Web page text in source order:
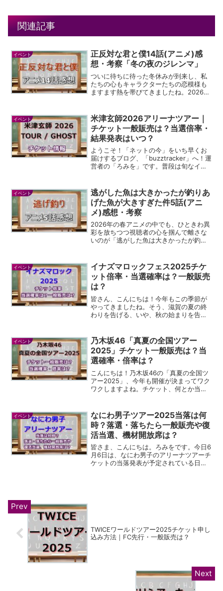
関連記事
イベント
正反対な君と僕14話(アニメ)感
想・考察「冬の夜のジレンマ」
ついに待ちに待った冬休みが到来し、私
たちの心もキャラクターたちの恋模様も
ますます熱を帯びてきましたね。2026年
ぱい時間に変えてくれています。今回の
第14話は、タイトル...
イベント
米津玄師2026アリーナツアー｜
チケット一般販売は？当選倍率・
結果発表はいつ？
ようこそ！「ネットの今」をいち早くお
届けするブログ、「buzztracker」へ！運
営者の「ろみを」です。普段は旬なイベ
今日は、多くのファンが心待ちにしてい
た、そして...
イベント
逃がした魚は大きかったが釣りあ
げた魚が大きすぎた件5話(アニ
メ)感想・考察
2026年の春アニメの中でも、ひときわ異
彩を放ちつつ視聴者の心を掴んで離さな
いのが「逃がした魚は大きかったが釣り
が、ここまで物理的な強さと純粋な可愛
さが同居したヒロイン...
イベント
イナズマロックフェス2025チケ
ット倍率・当選確率は？一般販売
は？
皆さん、こんにちは！今年もこの季節が
やってきましたね。そう、滋賀の夏の終
わりを告げる、いや、秋の始まりを告げ
らと出てきていて、私もワクワクが止ま
りません。特に「チケ...
イベント
乃木坂46「真夏の全国ツアー
2025」チケット一般販売は？当
選確率・倍率は？
こんにちは！乃木坂46の「真夏の全国ツ
アー2025」、今年も開催が決まってワク
ワクしますよね。チケット、何とか当て
人です。今回は、そんな皆さんのため
に、チケット攻略に役...
イベント
なにわ男子ツアー2025当落は何
時？落選・落ちたら一般販売や復
活当選、機材開放席は？
皆さま、こんにちは。ろみをです。今日6
月6日は、なにわ男子のアリーナツアーチ
ケットの当落発表が予定されている日で
TWICEワールドツアー2025チケット申し
込み方法｜FC先行・一般販売は？